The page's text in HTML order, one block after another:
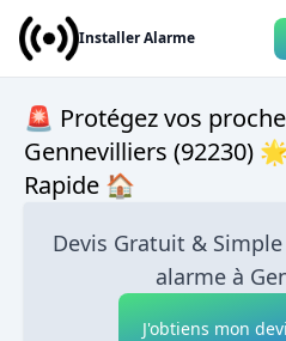
Installer Alarme
🚨 Protégez vos
Gennevilliers (92230)
Rapide 🏠
Devis Gratuit &
alarme à
J'obtiens mon